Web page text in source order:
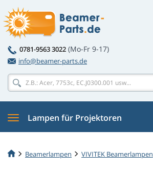
0781-9563 3022 (Mo-Fr 9-17)
info@beamer-parts.de
Lampen für Projektoren
Beamerlampen VIVITEK Beamerlampen